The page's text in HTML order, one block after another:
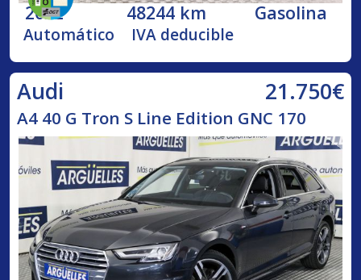
2022 48244 km Gasolina
Automático IVA deducible
Audi 21.750€
A4 40 G Tron S Line Edition GNC 170